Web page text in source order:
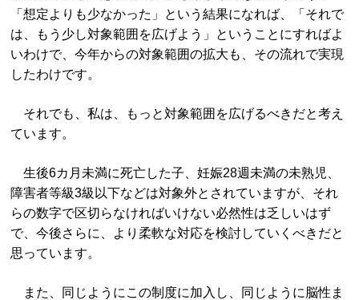
「想定よりも少なかった」という結果になれば、「それで
は、もう少し対象範囲を広げよう」ということにすればよ
いわけで、今年からの対象範囲の拡大も、その流れで実現
したわけです。
それでも、私は、もっと対象範囲を広げるべきだと考え
ています。
生後6カ月未満に死亡した子、妊娠28週未満の未熟児、
障害者等級3級以下などは対象外とされていますが、それ
らの数字で区切らなければいけない必然性は乏しいはず
で、今後さらに、より柔軟な対応を検討していくべきだと
思っています。
また、同じようにこの制度に加入し、同じように脳性ま